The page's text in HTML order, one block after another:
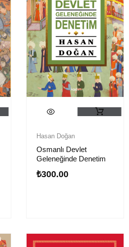
Hasan Doğan
Osmanlı Devlet
Geleneğinde Denetim
₺300.00